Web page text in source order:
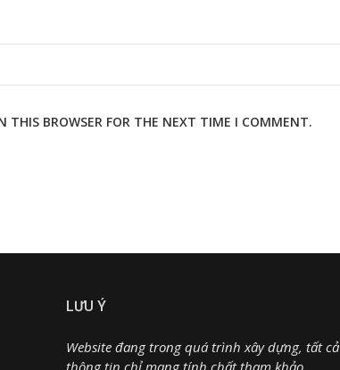
THIS BROWSER FOR THE NEXT TIME I COMMENT.
LƯU Ý
Website đang trong quá trình xây dựng, tất cả